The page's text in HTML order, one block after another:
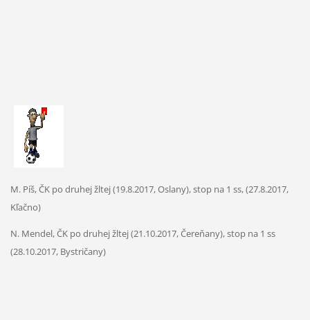
M. Píš, ČK po druhej žltej (19.8.2017, Oslany), stop na 1 ss, (27.8.2017,
Kľačno)
N. Mendel, ČK po druhej žltej (21.10.2017, Čereňany), stop na 1 ss
(28.10.2017, Bystričany)